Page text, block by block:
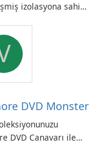
izolasyona sahip
yedekleme
DVD Monster
DVD Canavarı ile